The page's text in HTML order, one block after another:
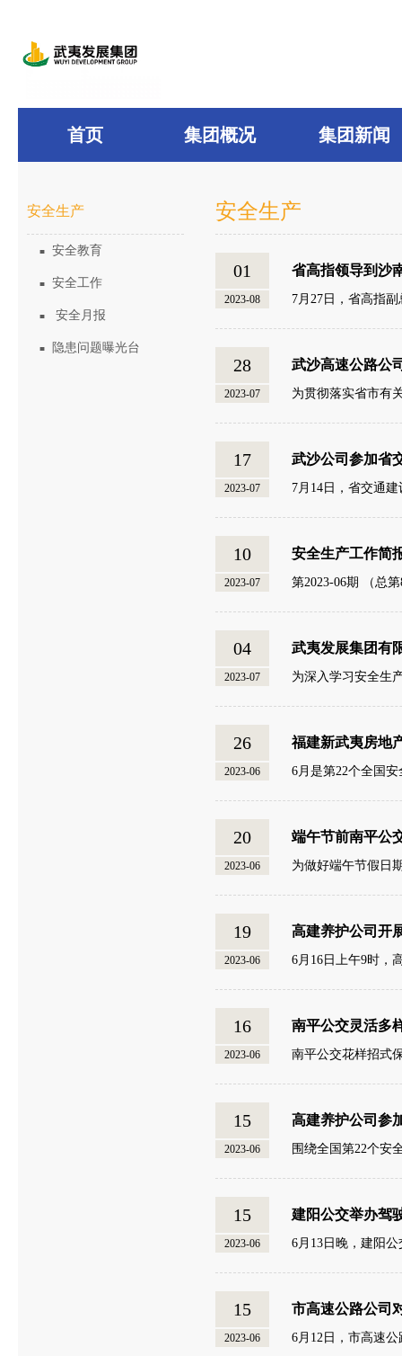
首页 集团概况 集团新闻
安全生产
■ 安全教育
■ 安全工作
■ 安全月报
■ 隐患问题曝光台
安全生产
01
2023-08
省高指领导到沙
7月27日，省高指
28
2023-07
武沙高速公路公
为贯彻落实省市有
17
2023-07
武沙公司参加省
7月14日，省交通
10
2023-07
安全生产工作简
第2023-06期 （总
04
2023-07
武夷发展集团有
为深入学习安全生
26
2023-06
福建新武夷房地
6月是第22个全国
20
2023-06
端午节前南平公
为做好端午节假日
19
2023-06
高建养护公司开
6月16日上午9时，
16
2023-06
南平公交灵活多
南平公交花样招式
15
2023-06
高建养护公司参
围绕全国第22个安
15
2023-06
建阳公交举办驾
6月13日晚，建阳
15
2023-06
市高速公路公司
6月12日，市高速